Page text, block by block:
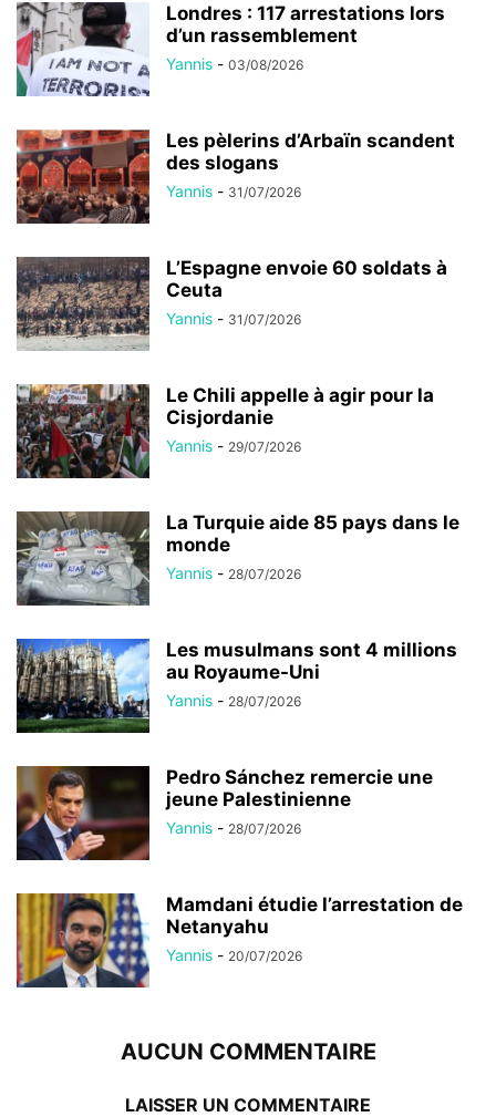
Londres : 117 arrestations lors
d’un rassemblement
Yannis - 03/08/2026
Les pèlerins d’Arbaïn scandent
des slogans
Yannis - 31/07/2026
L’Espagne envoie 60 soldats à
Ceuta
Yannis - 31/07/2026
Le Chili appelle à agir pour la
Cisjordanie
Yannis - 29/07/2026
La Turquie aide 85 pays dans le
monde
Yannis - 28/07/2026
Les musulmans sont 4 millions
au Royaume-Uni
Yannis - 28/07/2026
Pedro Sánchez remercie une
jeune Palestinienne
Yannis - 28/07/2026
Mamdani étudie l’arrestation de
Netanyahu
Yannis - 20/07/2026
AUCUN COMMENTAIRE
LAISSER UN COMMENTAIRE